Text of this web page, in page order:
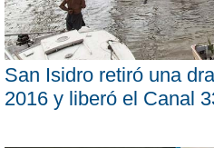
San Isidro retiró una
2016 y liberó el Canal